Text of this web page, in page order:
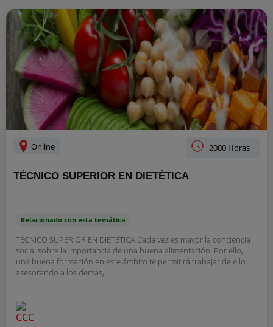
Online 2000 Horas
TÉCNICO SUPERIOR EN DIETÉTICA
Relacionado con esta temática
TÉCNICO SUPERIOR EN DIETÉTICA Cada vez es mayor la conciencia
social sobre la importancia de una buena alimentación. Por ello,
una buena formación en este ámbito te permitirá trabajar de ello
asesorando a los demás,...